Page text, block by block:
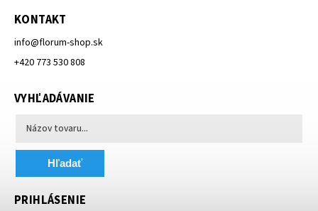
KONTAKT
info@florum-shop.sk
+420 773 530 808
VYHĽADÁVANIE
Hľadať
PRIHLÁSENIE